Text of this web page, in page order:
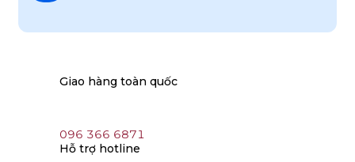
Giao hàng toàn quốc
096 366 6871
Hỗ trợ hotline